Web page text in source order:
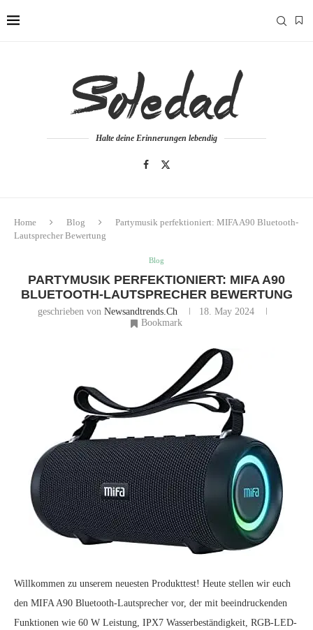
Halte deine Erinnerungen lebendig
Home Blog
Partymusik perfektioniert: MIFA A90 Bluetooth-
Lautsprecher Bewertung
Blog
PARTYMUSIK PERFEKTIONIERT: MIFA A90
BLUETOOTH-LAUTSPRECHER BEWERTUNG
geschrieben von Newsandtrends.ch
18. May 2024
Bookmark
Willkommen zu unserem neuesten Produkttest! Heute stellen wir euch
den MIFA A90 Bluetooth-Lautsprecher vor, der mit beeindruckenden
Funktionen wie 60 W Leistung, IPX7 Wasserbeständigkeit, RGB-LED-